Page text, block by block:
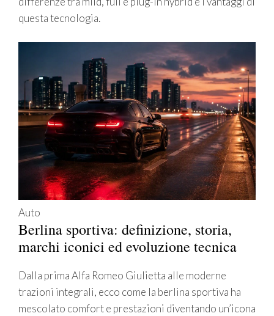
questa tecnologia.
Auto
Berlina sportiva: definizione, storia,
marchi iconici ed evoluzione tecnica
Dalla prima Alfa Romeo Giulietta alle moderne
trazioni integrali, ecco come la berlina sportiva ha
mescolato comfort e prestazioni diventando un’icona